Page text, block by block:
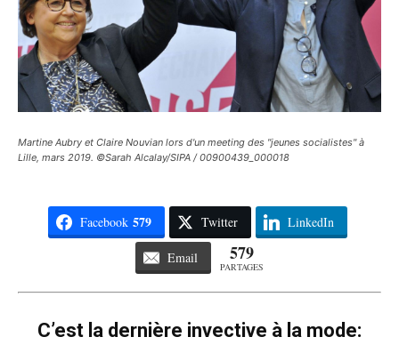
Martine Aubry et Claire Nouvian lors d'un meeting des "jeunes socialistes" à
Lille, mars 2019. ©Sarah Alcalay/SIPA / 00900439_000018
Facebook 579 Twitter LinkedIn
Email 579
PARTAGES
C’est la dernière invective à la mode: